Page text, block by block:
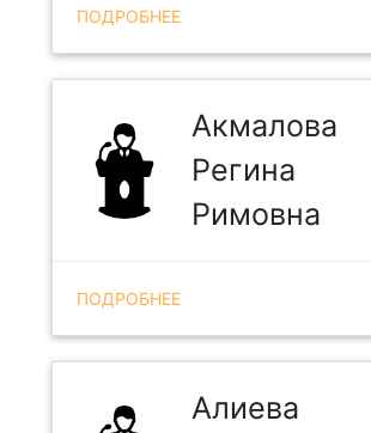
ПОДРОБНЕЕ
Акмалова
Регина
Римовна
ПОДРОБНЕЕ
Алиева